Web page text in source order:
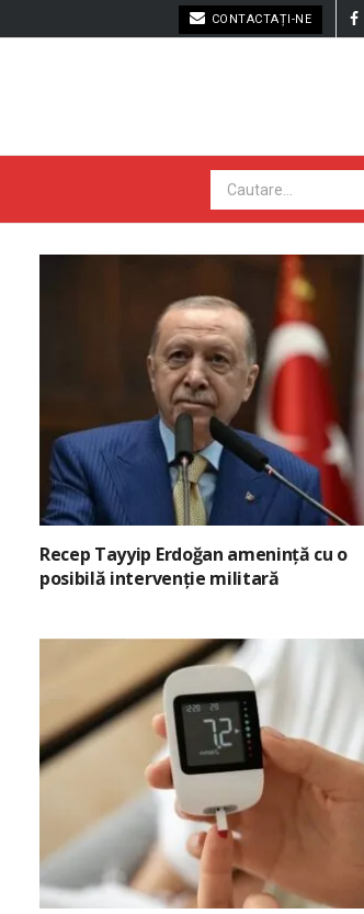
CONTACTAȚI-NE
Recep Tayyip Erdoğan amenință cu o
posibilă intervenție militară